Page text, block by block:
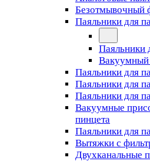
Безотмывочный
Паяльники для
Паяльники
Вакуумный
Паяльники для
Паяльники для
Паяльники для
Вакуумные
пинцета
Паяльники для
Вытяжки с
Двухканальные